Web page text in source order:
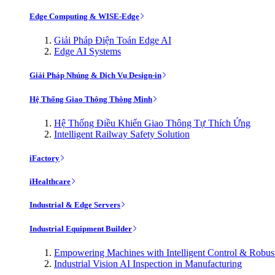
Edge Computing & WISE-Edge
Giải Pháp Điện Toán Edge AI
Edge AI Systems
Giải Pháp Nhúng & Dịch Vụ Design-in
Hệ Thống Giao Thông Thông Minh
Hệ Thống Điều Khiển Giao Thông Tự Thích Ứng
Intelligent Railway Safety Solution
iFactory
iHealthcare
Industrial & Edge Servers
Industrial Equipment Builder
Empowering Machines with Intelligent Control &
Industrial Vision AI Inspection in Manufacturing